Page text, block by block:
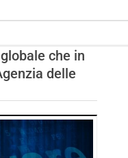
che in
delle